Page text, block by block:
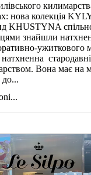
нова колекція
KHUSTYNA
знайшли
ужиткового
Вона має на
до...